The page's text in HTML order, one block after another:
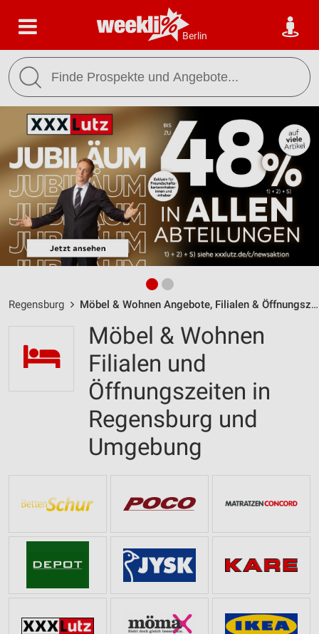
Berlin
Regensburg Möbel & Wohnen Angebote, Filialen & Öffnungszeiten
Möbel & Wohnen
Filialen und
Öffnungszeiten in
Regensburg und
Umgebung